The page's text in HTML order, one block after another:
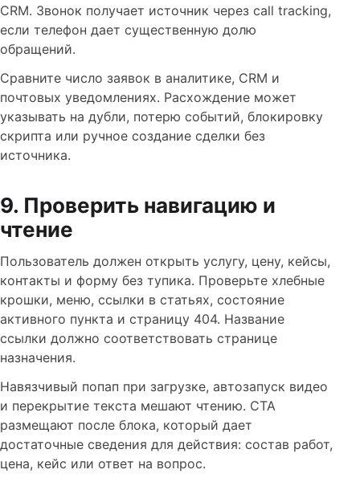
CRM. Звонок получает источник через call tracking,
если телефон дает существенную долю
обращений.
Сравните число заявок в аналитике, CRM и
почтовых уведомлениях. Расхождение может
указывать на дубли, потерю событий, блокировку
скрипта или ручное создание сделки без
источника.
9. Проверить навигацию и
чтение
Пользователь должен открыть услугу, цену, кейсы,
контакты и форму без тупика. Проверьте хлебные
крошки, меню, ссылки в статьях, состояние
активного пункта и страницу 404. Название
ссылки должно соответствовать странице
назначения.
Навязчивый попап при загрузке, автозапуск видео
и перекрытие текста мешают чтению. CTA
размещают после блока, который дает
достаточные сведения для действия: состав работ,
цена, кейс или ответ на вопрос.